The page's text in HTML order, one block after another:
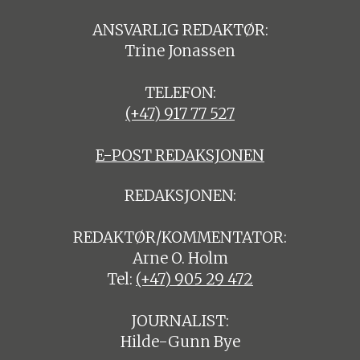
ANSVARLIG REDAKTØR:
Trine Jonassen
TELEFON:
(+47) 917 77 527
E-POST REDAKSJONEN
REDAKSJONEN:
REDAKTØR/KOMMENTATOR:
Arne O. Holm
Tel: (+47) 905 29 472
JOURNALIST:
Hilde-Gunn Bye